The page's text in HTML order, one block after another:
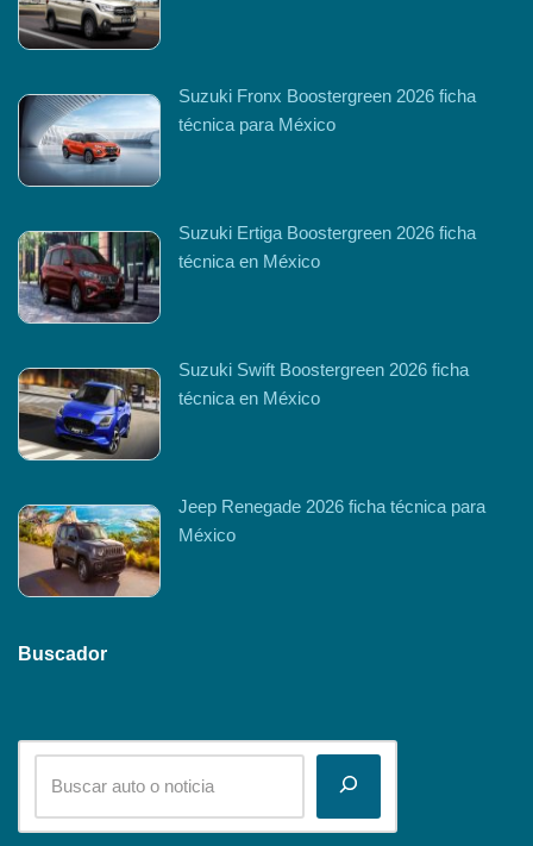
Suzuki Fronx Boostergreen 2026 ficha
técnica para México
Suzuki Ertiga Boostergreen 2026 ficha
técnica en México
Suzuki Swift Boostergreen 2026 ficha
técnica en México
Jeep Renegade 2026 ficha técnica para
México
Buscador